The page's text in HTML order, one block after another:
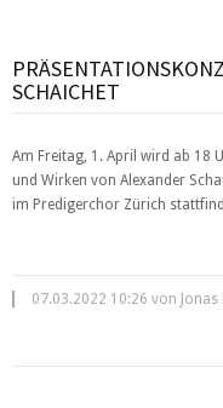
SCHAICHET
Am Freitag, 1. April wird ab 18
und Wirken von Alexander
im Predigerchor Zürich
07.03.2022 10:26 von Jonas